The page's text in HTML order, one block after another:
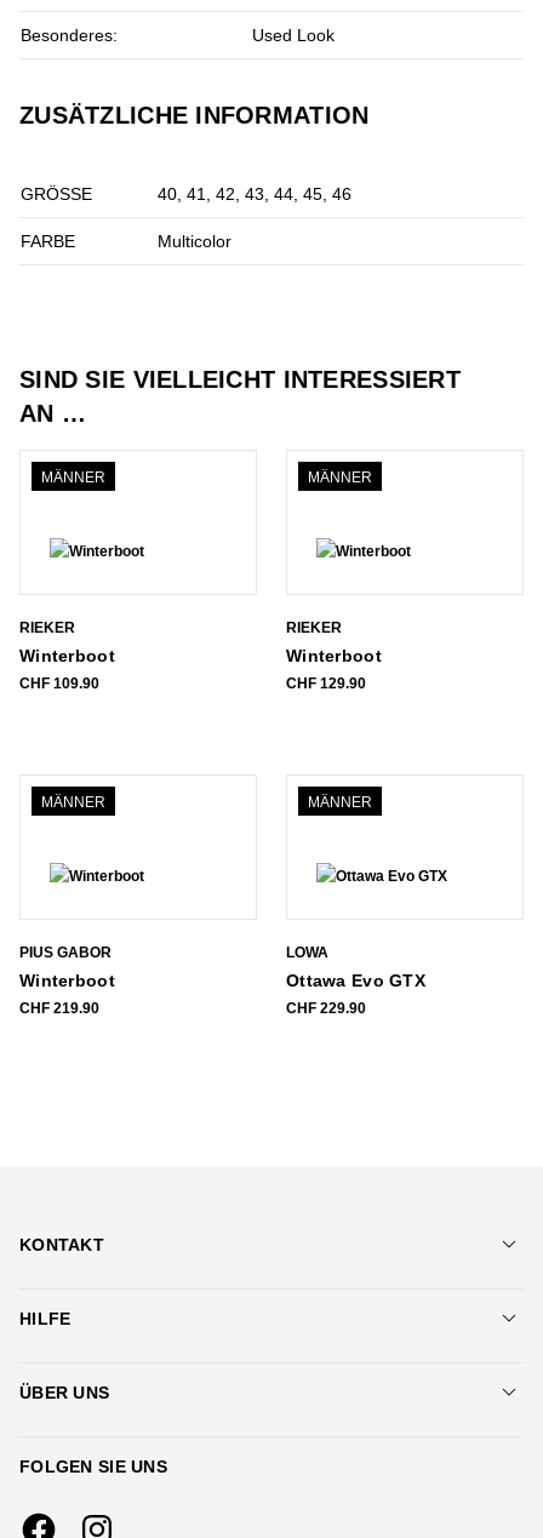
Besonderes: Used Look
ZUSÄTZLICHE INFORMATION
GRÖSSE 40, 41, 42, 43, 44, 45, 46
FARBE Multicolor
SIND SIE VIELLEICHT INTERESSIERT
AN …
MÄNNER
RIEKER
Winterboot
CHF 109.90
MÄNNER
RIEKER
Winterboot
CHF 129.90
MÄNNER
PIUS GABOR
Winterboot
CHF 219.90
MÄNNER
LOWA
Ottawa Evo GTX
CHF 229.90
KONTAKT
Bankstrasse 20
+41 55 640 22 88
HILFE
Versand und Zahlungsbedingungen
ÜBER UNS
Jobs
FOLGEN SIE UNS